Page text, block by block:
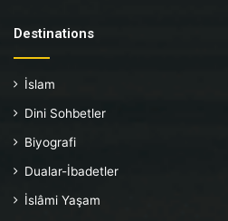
Destinations
İslam
Dini Sohbetler
Biyografi
Dualar-İbadetler
İslâmi Yaşam